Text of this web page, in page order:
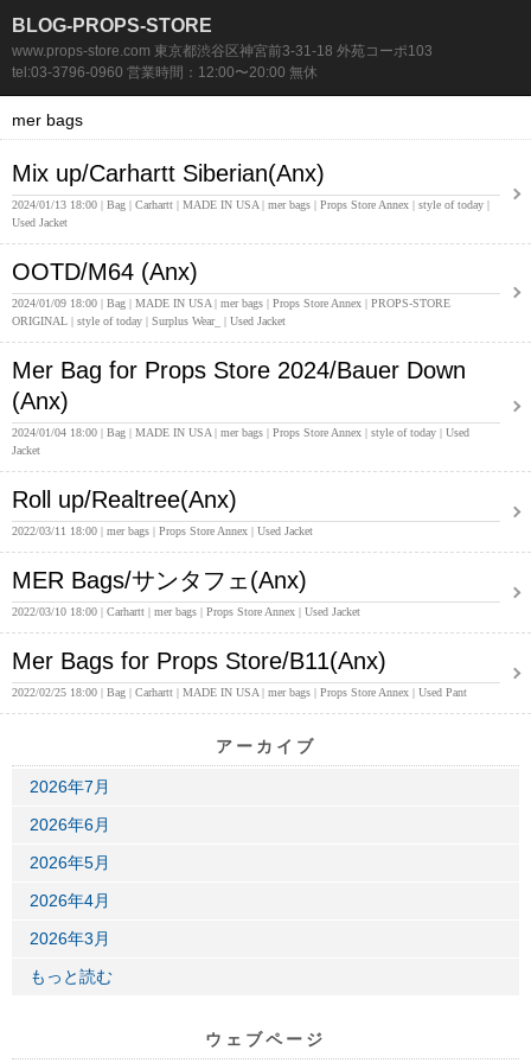
BLOG-PROPS-STORE
www.props-store.com 東京都渋谷区神宮前3-31-18 外苑コーポ103
tel:03-3796-0960 営業時間：12:00〜20:00 無休
mer bags
Mix up/Carhartt Siberian(Anx)
2024/01/13 18:00 Bag Carhartt MADE IN USA mer bags Props Store Annex
style of today
Used Jacket
OOTD/M64 (Anx)
2024/01/09 18:00 Bag MADE IN USA mer bags Props Store Annex
PROPS-STORE
ORIGINAL
style of today Surplus Wear_ Used Jacket
Mer Bag for Props Store 2024/Bauer Down
(Anx)
2024/01/04 18:00 Bag MADE IN USA mer bags Props Store Annex style of today
Used
Jacket
Roll up/Realtree(Anx)
2022/03/11 18:00 mer bags Props Store Annex Used Jacket
MER Bags/サンタフェ(Anx)
2022/03/10 18:00 Carhartt mer bags Props Store Annex Used Jacket
Mer Bags for Props Store/B11(Anx)
2022/02/25 18:00 Bag Carhartt MADE IN USA mer bags Props Store Annex Used Pant
アーカイブ
2026年7月
2026年6月
2026年5月
2026年4月
2026年3月
もっと読む
ウェブページ